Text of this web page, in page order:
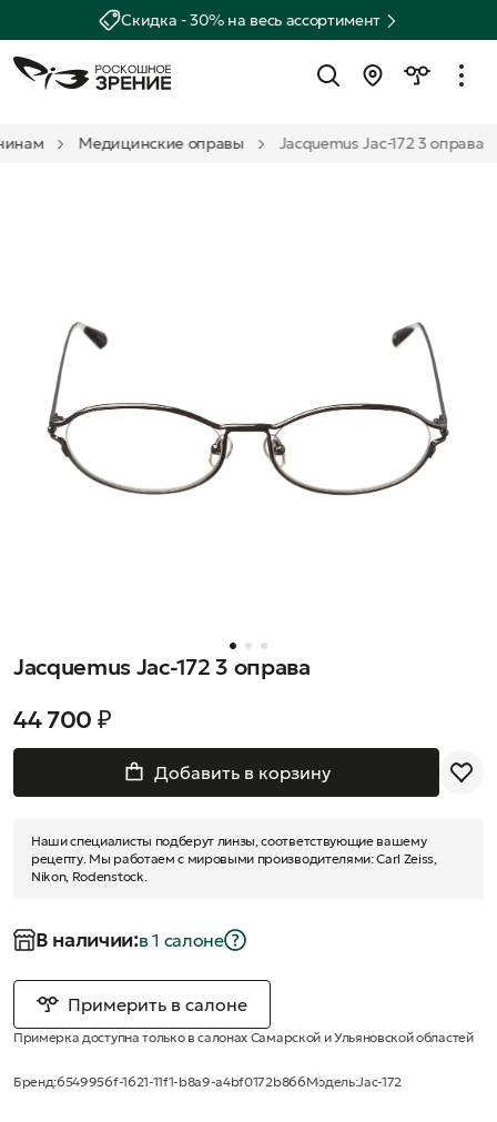
Скидка - 30% на весь ассортимент
Медицинские оправы Jacquemus Jac-172 3 оправа
Jacquemus Jac-172 3 оправа
44 700 ₽
Добавить в корзину
Наши специалисты подберут линзы, соответствующие вашему
рецепту. Мы работаем с мировыми производителями: Carl Zeiss,
Nikon, Rodenstock.
В наличии:в 1 салонe
Примерить в салоне
Примерка доступна только в салонах Самарской и Ульяновской областей
Бренд:6549956f-1621-11f1-b8a9-a4bf0172b866Модель:Jac-172